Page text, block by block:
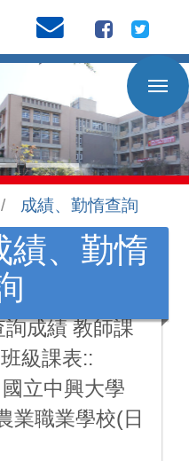
成績、勤惰查詢
績、勤惰
詢成績 教師課
級課表::
立中興大學
業職業學校(日